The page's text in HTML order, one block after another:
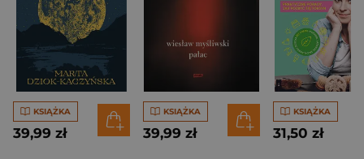
KSIĄŻKA
39,99 zł
KSIĄŻKA
39,99 zł
KSIĄŻKA
31,50 zł